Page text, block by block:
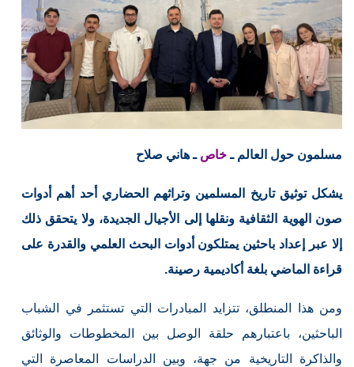
مسلمون حول العالم ـخاص ـ هاني صلاح
يشكل توثيق تاريخ المسلمين وتراثهم الحضاري أحد أهم أدوات
صون الهوية الثقافية ونقلها إلى الأجيال الجديدة، ولا يتحقق ذلك
إلا عبر إعداد باحثين يمتلكون أدوات البحث العلمي والقدرة على
قراءة الماضي بلغة أكاديمية رصينة.
ومن هذا المنطلق، تتزايد المبادرات التي تستثمر في الشباب
الباحثين، باعتبارهم حلقة الوصل بين المخطوطات والوثائق
والذاكرة التاريخية من جهة، وبين الدراسات المعاصرة التي